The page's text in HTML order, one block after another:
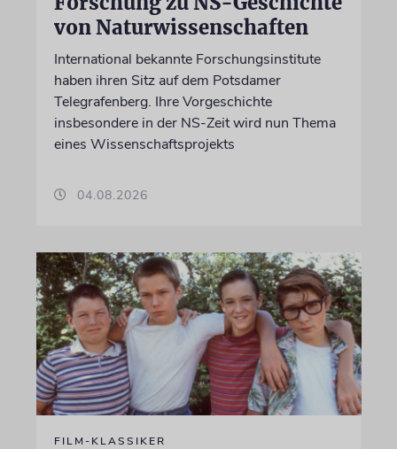
von Naturwissenschaften
International bekannte Forschungsinstitute
haben ihren Sitz auf dem Potsdamer
Telegrafenberg. Ihre Vorgeschichte
insbesondere in der NS-Zeit wird nun Thema
eines Wissenschaftsprojekts
04.08.2026
FILM-KLASSIKER